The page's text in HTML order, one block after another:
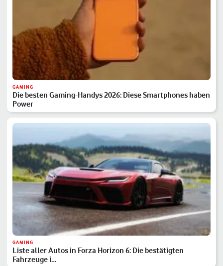
GAMING
Die besten Gaming-Handys 2026: Diese Smartphones haben
Power
GAMING
Liste aller Autos in Forza Horizon 6: Die bestätigten
Fahrzeuge i…